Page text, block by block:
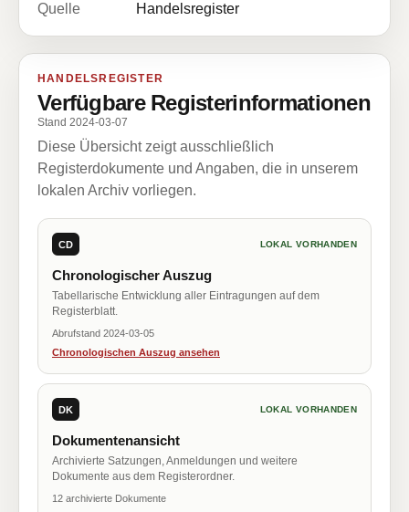
Quelle
Handelsregister
HANDELSREGISTER
Verfügbare Registerinformationen
Stand 2024-03-07
Diese Übersicht zeigt ausschließlich
Registerdokumente und Angaben, die in unserem
lokalen Archiv vorliegen.
CD LOKAL VORHANDEN
Chronologischer Auszug
Tabellarische Entwicklung aller Eintragungen auf dem
Registerblatt.
Abrufstand 2024-03-05
Chronologischen Auszug ansehen
DK LOKAL VORHANDEN
Dokumentenansicht
Archivierte Satzungen, Anmeldungen und weitere
Dokumente aus dem Registerordner.
12 archivierte Dokumente